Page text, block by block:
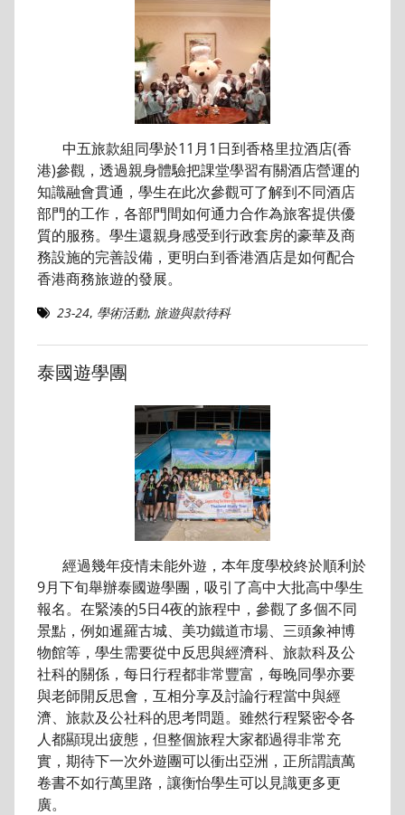
中五旅款組同學於11月1日到香格里拉酒店(香
港)參觀，透過親身體驗把課堂學習有關酒店營運的
知識融會貫通，學生在此次參觀可了解到不同酒店
部門的工作，各部門間如何通力合作為旅客提供優
質的服務。學生還親身感受到行政套房的豪華及商
務設施的完善設備，更明白到香港酒店是如何配合
香港商務旅遊的發展。
23-24, 學術活動, 旅遊與款待科
泰國遊學團
經過幾年疫情未能外遊，本年度學校終於順利於
9月下旬舉辦泰國遊學團，吸引了高中大批高中學生
報名。在緊湊的5日4夜的旅程中，參觀了多個不同
景點，例如暹羅古城、美功鐵道市場、三頭象神博
物館等，學生需要從中反思與經濟科、旅款科及公
社科的關係，每日行程都非常豐富，每晚同學亦要
與老師開反思會，互相分享及討論行程當中與經
濟、旅款及公社科的思考問題。雖然行程緊密令各
人都顯現出疲態，但整個旅程大家都過得非常充
實，期待下一次外遊團可以衝出亞洲，正所謂讀萬
卷書不如行萬里路，讓衡怡學生可以見識更多更
廣。